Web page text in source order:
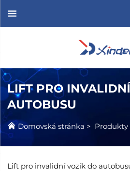
LIFT PRO
AUTOBUSU
Domovská stránka > Produkty
Lift pro invalidní vozík do